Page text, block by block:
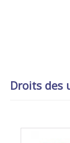
Droits des